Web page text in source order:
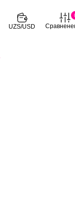
UZS/USD